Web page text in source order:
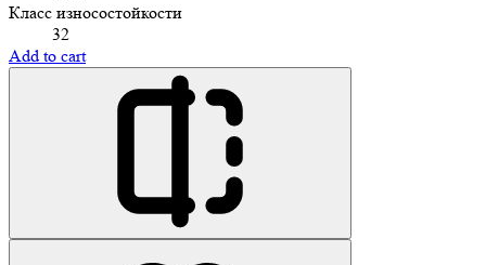
Класс износостойкости
32
Add to cart